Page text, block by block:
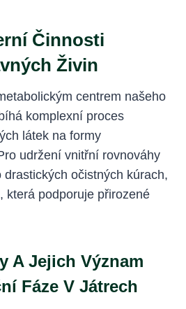
Činnosti
Živin
centrem našeho
komplexní proces
látek na formy
udržení vnitřní rovnováhy
očistných kúrach,
která podporuje přirozené
A Jejich Význam
Fáze V Játrech